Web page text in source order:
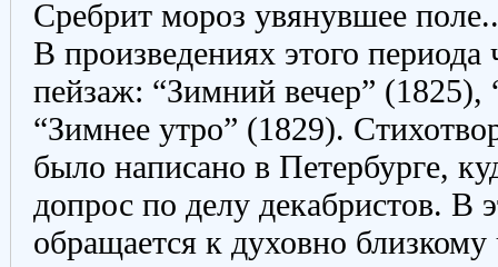
Сребрит мороз увянувшее
В произведениях этого периода
пейзаж: “Зимний вечер” (1825),
“Зимнее утро” (1829).
было написано в Петербурге,
допрос по делу декабристов. В
обращается к духовно близкому